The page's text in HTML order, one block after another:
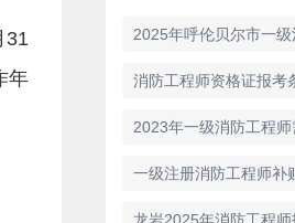
31
年
消防工程师资格证报考
一级注册消防工程师补